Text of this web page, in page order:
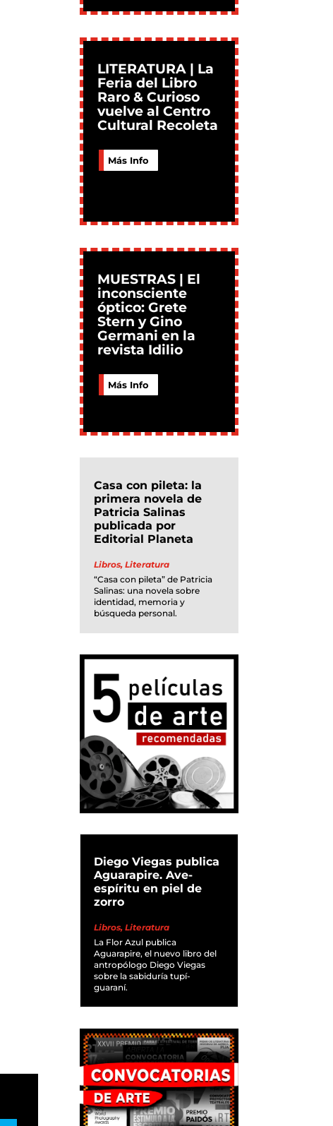
LITERATURA | La
Feria del Libro
Raro & Curioso
vuelve al Centro
Cultural Recoleta
Más Info
MUESTRAS | El
inconsciente
óptico: Grete
Stern y Gino
Germani en la
revista Idilio
Más Info
Casa con pileta: la
primera novela de
Patricia Salinas
publicada por
Editorial Planeta
Libros,Literatura
“Casa con pileta” de Patricia
Salinas: una novela sobre
identidad, memoria y
búsqueda personal.
Diego Viegas publica
Aguarapire. Ave-
espíritu en piel de
zorro
Libros,Literatura
La Flor Azul publica
Aguarapire, el nuevo libro del
antropólogo Diego Viegas
sobre la sabiduría tupí-
guaraní.